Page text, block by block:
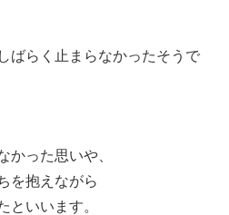
ばらく止まらなかったそうで
かった思いや、
を抱えながら
といいます。